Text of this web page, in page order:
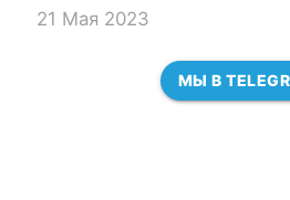
21 Мая 2023
МЫ В